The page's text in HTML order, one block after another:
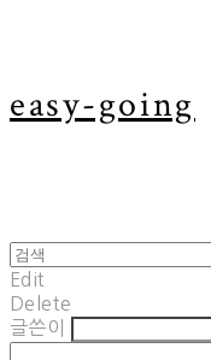
easy-going
Edit
Delete
글쓴이